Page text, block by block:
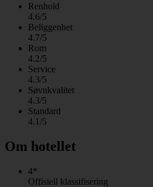
Renhold
4.6/5
Beliggenhet
4.7/5
Rom
4.2/5
Service
4.3/5
Søvnkvalitet
4.3/5
Standard
4.1/5
Om hotellet
4*
Offisiell klassifisering